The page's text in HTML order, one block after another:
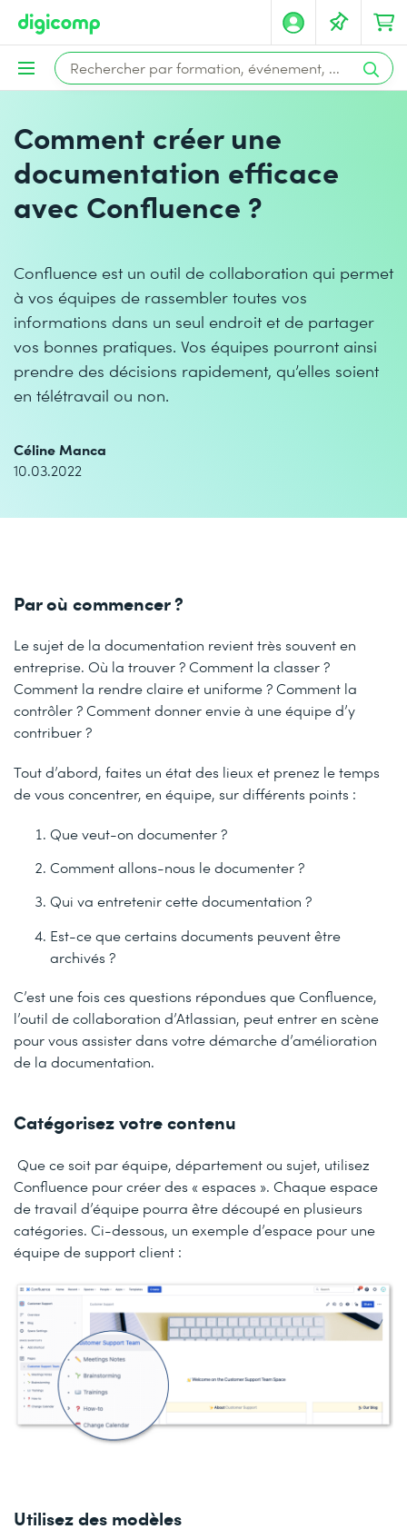
Comment créer une
documentation efficace
avec Confluence ?
Confluence est un outil de collaboration qui permet
à vos équipes de rassembler toutes vos
informations dans un seul endroit et de partager
vos bonnes pratiques. Vos équipes pourront ainsi
prendre des décisions rapidement, qu’elles soient
en télétravail ou non.
Céline Manca
10.03.2022
Par où commencer ?
Le sujet de la documentation revient très souvent en
entreprise. Où la trouver ? Comment la classer ?
Comment la rendre claire et uniforme ? Comment la
contrôler ? Comment donner envie à une équipe d’y
contribuer ?
Tout d’abord, faites un état des lieux et prenez le temps
de vous concentrer, en équipe, sur différents points :
Que veut-on documenter ?
Comment allons-nous le documenter ?
Qui va entretenir cette documentation ?
Est-ce que certains documents peuvent être
archivés ?
C’est une fois ces questions répondues que Confluence,
l’outil de collaboration d’Atlassian, peut entrer en scène
pour vous assister dans votre démarche d’amélioration
de la documentation.
Catégorisez votre contenu
Que ce soit par équipe, département ou sujet, utilisez
Confluence pour créer des « espaces ». Chaque espace
de travail d’équipe pourra être découpé en plusieurs
catégories. Ci-dessous, un exemple d’espace pour une
équipe de support client :
Utilisez des modèles